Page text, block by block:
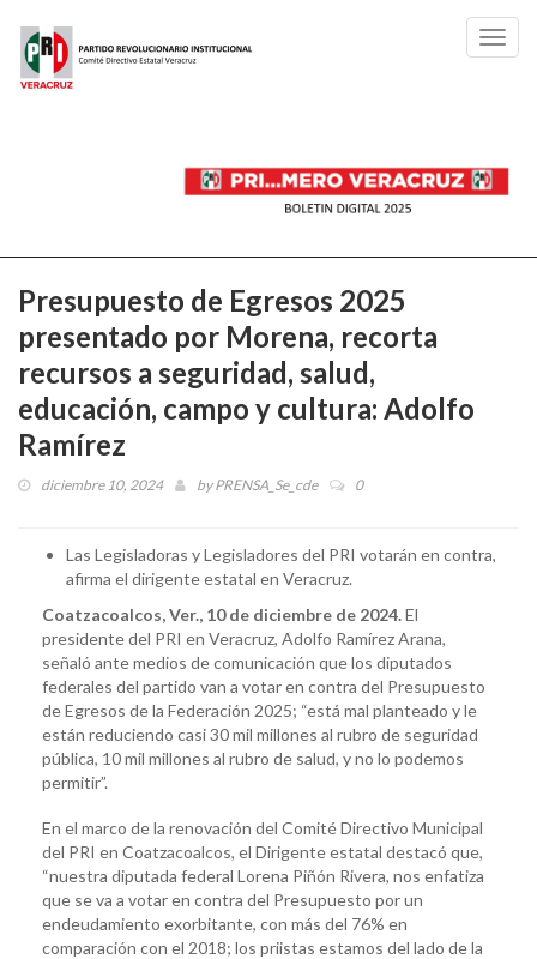
Presupuesto de Egresos 2025
presentado por Morena, recorta
recursos a seguridad, salud,
educación, campo y cultura: Adolfo
Ramírez
diciembre 10, 2024 byPRENSA_Se_cde 0
Las Legisladoras y Legisladores del PRI votarán en contra,
afirma el dirigente estatal en Veracruz.
Coatzacoalcos, Ver., 10 de diciembre de 2024.El
presidente del PRI en Veracruz, Adolfo Ramírez Arana,
señaló ante medios de comunicación que los diputados
federales del partido van a votar en contra del Presupuesto
de Egresos de la Federación 2025; “está mal planteado y le
están reduciendo casi 30 mil millones al rubro de seguridad
pública, 10 mil millones al rubro de salud, y no lo podemos
permitir”.
En el marco de la renovación del Comité Directivo Municipal
del PRI en Coatzacoalcos, el Dirigente estatal destacó que,
“nuestra diputada federal Lorena Piñón Rivera, nos enfatiza
que se va a votar en contra del Presupuesto por un
endeudamiento exorbitante, con más del 76% en
comparación con el 2018; los priistas estamos del lado de la